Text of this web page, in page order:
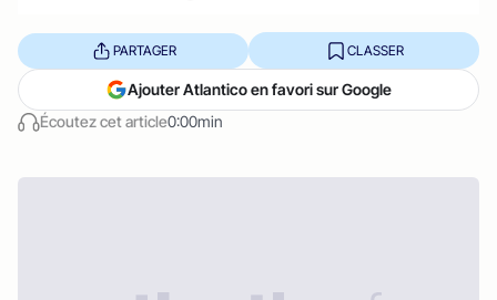
Écoutez cet article0:00min
PARTAGER CLASSER
Ajouter Atlantico en favori sur Google